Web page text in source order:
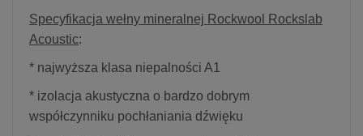
Specyfikacja wełny mineralnej Rockwool Rockslab
Acoustic:
* najwyższa klasa niepalności A1
* izolacja akustyczna o bardzo dobrym
współczynniku pochłaniania dźwięku